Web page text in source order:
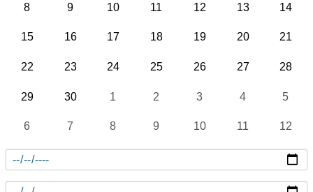
8 9 10 11 12 13 14
15 16 17 18 19 20 21
22 23 24 25 26 27 28
29 30 1 2 3 4 5
6 7 8 9 10 11 12